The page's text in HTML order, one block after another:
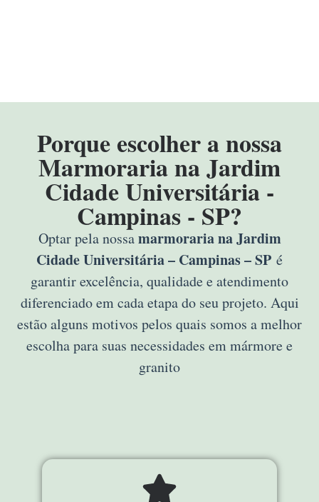
Porque escolher a nossa
Marmoraria na Jardim
Cidade Universitária -
Campinas - SP?
Optar pela nossamarmoraria na Jardim
Cidade Universitária – Campinas – SP é
garantir excelência, qualidade e atendimento
diferenciado em cada etapa do seu projeto. Aqui
estão alguns motivos pelos quais somos a melhor
escolha para suas necessidades em mármore e
granito